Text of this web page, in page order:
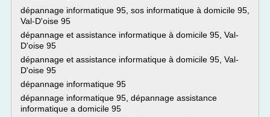
dépannage informatique 95, sos informatique à domicile 95,
Val-D'oise 95
dépannage et assistance informatique à domicile 95, Val-
D'oise 95
dépannage et assistance informatique à domicile 95, Val-
D'oise 95
dépannage informatique 95
dépannage informatique 95, dépannage assistance
informatique a domicile 95